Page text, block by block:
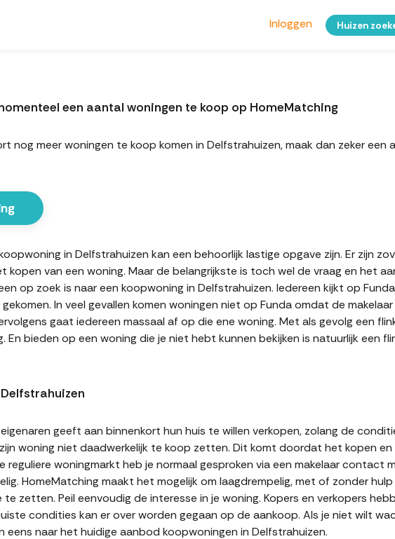
Inloggen Huizen
een aantal woningen te koop op HomeMatching
nog meer woningen te koop komen in Delfstrahuizen, maak dan zeker een
in Delfstrahuizen kan een behoorlijk lastige opgave zijn. Er zijn
kopen van een woning. Maar de belangrijkste is toch wel de vraag en het
op zoek is naar een koopwoning in Delfstrahuizen. Iedereen kijkt op
In veel gevallen komen woningen niet op Funda omdat de
gaat iedereen massaal af op die ene woning. Met als gevolg een
En bieden op een woning die je niet hebt kunnen bekijken is natuurlijk een
geeft aan binnenkort hun huis te willen verkopen, zolang de
woning niet daadwerkelijk te koop zetten. Dit komt doordat het kopen en
reguliere woningmarkt heb je normaal gesproken via een makelaar contact
HomeMatching maakt het mogelijk om laagdrempelig, met of zonder hulp
zetten. Peil eenvoudig de interesse in je woning. Kopers en verkopers
condities kan er over worden gegaan op de aankoop. Als je niet wilt
eens naar het huidige aanbod koopwoningen in Delfstrahuizen.